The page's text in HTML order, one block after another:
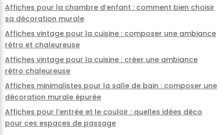
Affiches pour la chambre d’enfant : comment bien choisir
sa décoration murale
Affiches vintage pour la cuisine : composer une ambiance
rétro et chaleureuse
Affiches vintage pour la cuisine : créer une ambiance
rétro chaleureuse
Affiches minimalistes pour la salle de bain : composer une
décoration murale épurée
Affiches pour l’entrée et le couloir : quelles idées déco
pour ces espaces de passage